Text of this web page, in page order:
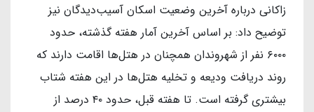
زاکانی درباره آخرین وضعیت اسکان آسیب‌دیدگان نیز
توضیح داد: بر اساس آخرین آمار هفته گذشته، حدود
۶۰۰۰ نفر از شهروندان همچنان در هتل‌ها اقامت دارند که
روند دریافت ودیعه و تخلیه هتل‌ها در این هفته شتاب
بیشتری گرفته است. تا هفته قبل، حدود ۴۰ درصد از